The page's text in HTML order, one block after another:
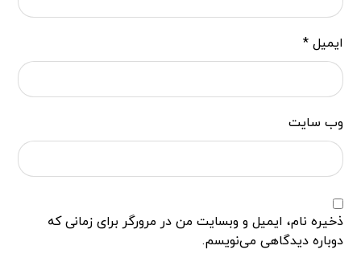
ایمیل*
وب‌ سایت
ذخیره نام، ایمیل و وبسایت من در مرورگر برای زمانی که
دوباره دیدگاهی می‌نویسم.